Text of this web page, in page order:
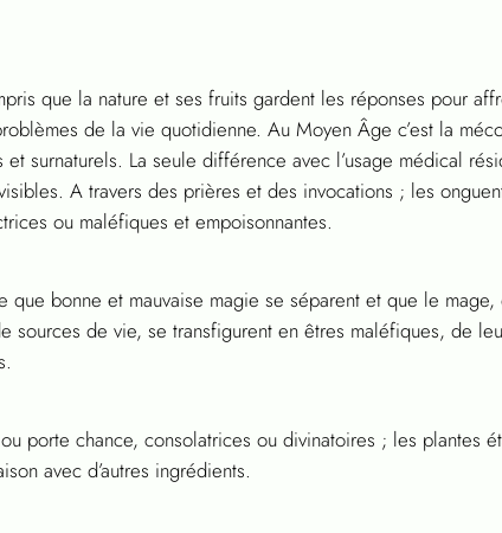
que la nature et ses fruits gardent les réponses pour
de la vie quotidienne. Au Moyen Âge c’est la
surnaturels. La seule différence avec l’usage médical
A travers des prières et des invocations ; les
ou maléfiques et empoisonnantes.
que bonne et mauvaise magie se séparent et que le
de vie, se transfigurent en êtres maléfiques, de
porte chance, consolatrices ou divinatoires ; les plantes
avec d’autres ingrédients.